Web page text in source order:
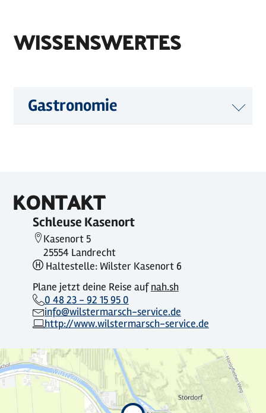
WISSENSWERTES
Gastronomie
KONTAKT
Schleuse Kasenort
Kasenort 5
25554 Landrecht
Haltestelle: Wilster Kasenort 6
Plane jetzt deine Reise aufnah.sh
0 48 23 - 92 15 95 0
info@wilstermarsch-service.de
http://www.wilstermarsch-service.de